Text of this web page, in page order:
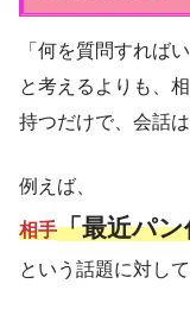
「何を質問すれば
と考えるよりも、
持つだけで、会話
例えば、
相手「最近パ
という話題に対して